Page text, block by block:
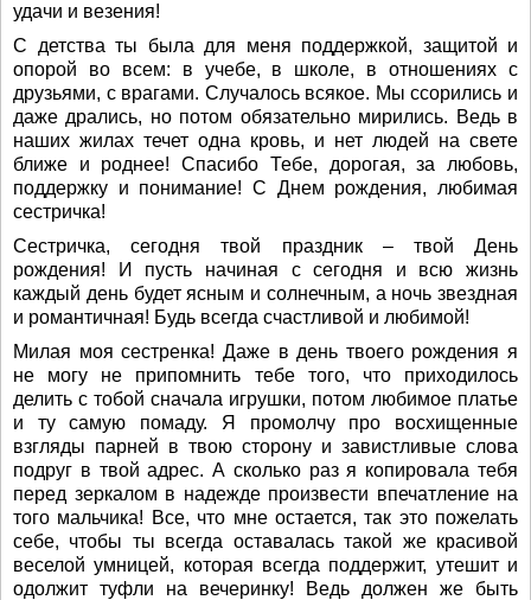
удачи и везения!
С детства ты была для меня поддержкой, защитой и
опорой во всем: в учебе, в школе, в отношениях с
друзьями, с врагами. Случалось всякое. Мы ссорились и
даже дрались, но потом обязательно мирились. Ведь в
наших жилах течет одна кровь, и нет людей на свете
ближе и роднее! Спасибо Тебе, дорогая, за любовь,
поддержку и понимание! С Днем рождения, любимая
сестричка!
Сестричка, сегодня твой праздник – твой День
рождения! И пусть начиная с сегодня и всю жизнь
каждый день будет ясным и солнечным, а ночь звездная
и романтичная! Будь всегда счастливой и любимой!
Милая моя сестренка! Даже в день твоего рождения я
не могу не припомнить тебе того, что приходилось
делить с тобой сначала игрушки, потом любимое платье
и ту самую помаду. Я промолчу про восхищенные
взгляды парней в твою сторону и завистливые слова
подруг в твой адрес. А сколько раз я копировала тебя
перед зеркалом в надежде произвести впечатление на
того мальчика! Все, что мне остается, так это пожелать
себе, чтобы ты всегда оставалась такой же красивой
веселой умницей, которая всегда поддержит, утешит и
одолжит туфли на вечеринку! Ведь должен же быть